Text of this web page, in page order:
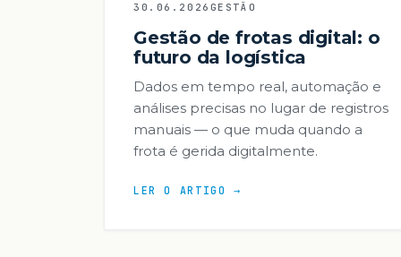
30.06.2026 GESTÃO
Gestão de frotas digital: o
futuro da logística
Dados em tempo real, automação e
análises precisas no lugar de registros
manuais — o que muda quando a
frota é gerida digitalmente.
LER O ARTIGO →